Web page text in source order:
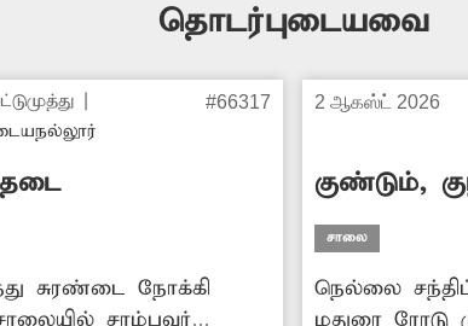
தொடர்புடையவை
#66317
சுரண்டை நோக்கி
சாம்பவர்
2 ஆகஸ்ட் 2026
குண்டும்,
சாலை
நெல்லை
மதுரை ரோடு